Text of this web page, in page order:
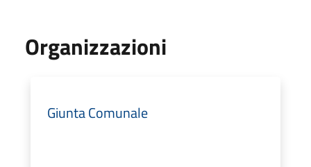
Organizzazioni
Giunta Comunale